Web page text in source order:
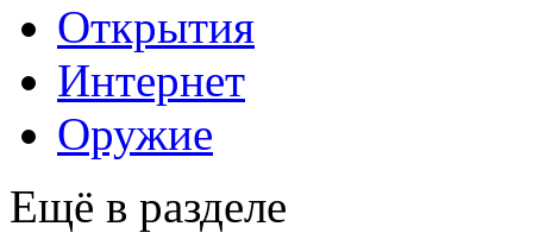
Открытия
Интернет
Оружие
Ещё в разделе